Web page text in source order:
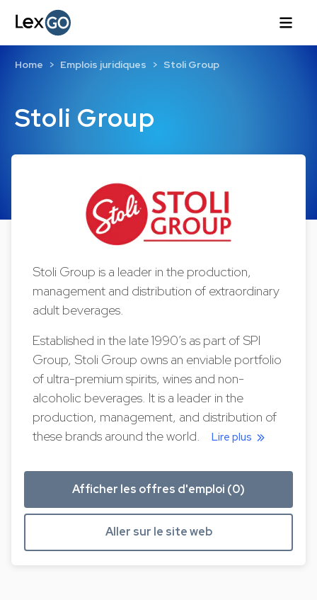
Stoli Group
Home Emplois juridiques Stoli Group
Stoli Group is a leader in the production,
management and distribution of extraordinary
adult beverages.
Established in the late 1990’s as part of SPI
Group, Stoli Group owns an enviable portfolio
of ultra-premium spirits, wines and non-
alcoholic beverages. It is a leader in the
production, management, and distribution of
these brands around the world.Lire plus
Afficher les offres d'emploi (0)
Aller sur le site web